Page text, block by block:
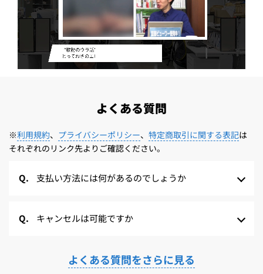
よくある質問
※利用規約、 プライバシーポリシー、 特定商取引に関する表記は
それぞれのリンク先よりご確認ください。
支払い方法には何があるのでしょうか
キャンセルは可能ですか
よくある質問をさらに見る